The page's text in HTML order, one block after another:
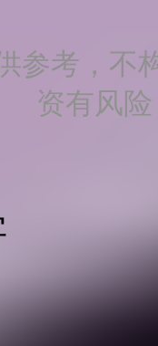
参考，不
资有风